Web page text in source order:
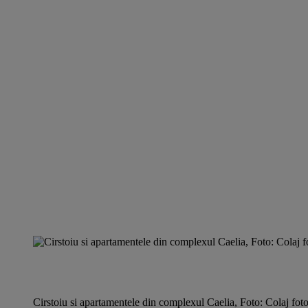
Cirstoiu si apartamentele din complexul Caelia, Foto: Colaj foto